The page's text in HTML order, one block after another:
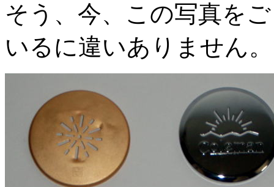
そう、今、この写真を
いるに違いありません